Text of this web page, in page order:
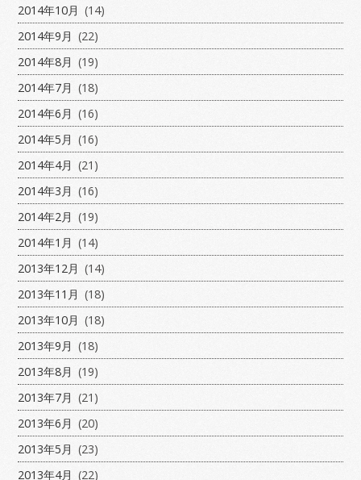
2014年10月 (14)
2014年9月 (22)
2014年8月 (19)
2014年7月 (18)
2014年6月 (16)
2014年5月 (16)
2014年4月 (21)
2014年3月 (16)
2014年2月 (19)
2014年1月 (14)
2013年12月 (14)
2013年11月 (18)
2013年10月 (18)
2013年9月 (18)
2013年8月 (19)
2013年7月 (21)
2013年6月 (20)
2013年5月 (23)
2013年4月 (22)